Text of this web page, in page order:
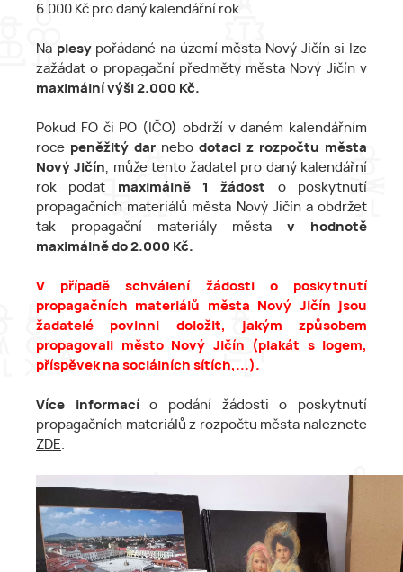
6.000 Kč pro daný kalendářní rok.
Na plesypořádané na území města Nový Jičín si lze
zažádat o propagační předměty města Nový Jičín v
maximální výši 2.000 Kč.
Pokud FO či PO (IČO) obdrží v daném kalendářním
roce peněžitý dar nebo dotaci z rozpočtu města
Nový Jičín, může tento žadatel pro daný kalendářní
rok podat maximálně 1 žádost o poskytnutí
propagačních materiálů města Nový Jičín a obdržet
tak propagační materiály města v hodnotě
maximálně do 2.000 Kč.
V případě schválení žádosti o poskytnutí
propagačních materiálů města Nový Jičín jsou
žadatelé povinni doložit, jakým způsobem
propagovali město Nový Jičín (plakát s logem,
příspěvek na sociálních sítích,...).
Více informacío podání žádosti o poskytnutí
propagačních materiálů z rozpočtu města naleznete
ZDE.